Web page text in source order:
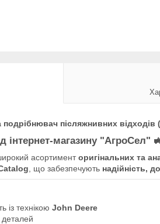
післяжнивних відходів
інтернет-магазину "АгроСел"
асортименторигінальних та
, що забезпечують надійність,
із технікою John Deere
деталей